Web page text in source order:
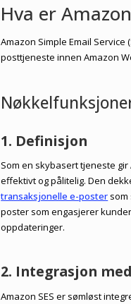
Hva er Amazon
Amazon Simple Email
posttjeneste innen Amazon
1. Definisjon
Som en skybasert tjeneste
effektivt og pålitelig. Den
transaksjonelle e-poster
poster som engasjerer
oppdateringer.
2. Integrasjon med
Amazon SES er sømløst